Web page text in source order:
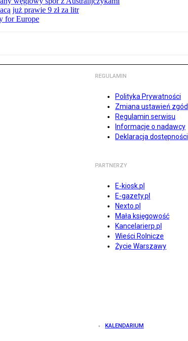
już prawie 9 zł za litr
for Europe
REGULAMIN
Polityka Prywatności
Zmiana ustawień zgód
Regulamin serwisu
Informacje o nadawcy
Deklaracja dostępności
PARTNERZY
E-kiosk.pl
E-gazety.pl
Nexto.pl
Mała księgowość
Kancelarierp.pl
Wieści Rolnicze
Życie Warszawy
KALENDARIUM